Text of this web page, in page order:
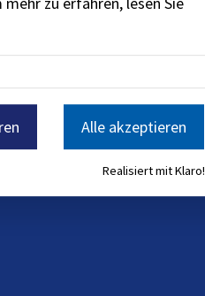
Alle akzeptieren
Realisiert mit Klaro!